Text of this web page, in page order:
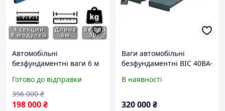
Автомобільні
безфундаментні ваги 6 м
тензометричні ваги 6 м
30 для вантажних авт|
ХОЧУ ЙОГО
Готово до відправки
198 000₴
396 000 ₴
Ваги автомобільні
безфундаментні ВІС 40ВА-
В наявності
320 000₴